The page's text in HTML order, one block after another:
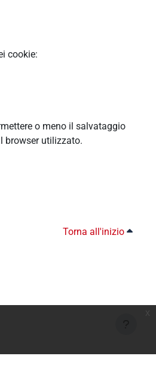
cookie:
o meno il salvataggio
browser utilizzato.
Torna all'inizio